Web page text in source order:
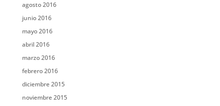
agosto 2016
junio 2016
mayo 2016
abril 2016
marzo 2016
febrero 2016
diciembre 2015
noviembre 2015